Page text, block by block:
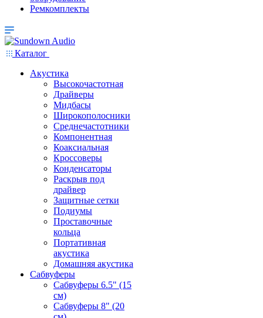
Ремкомплекты
Каталог
Акустика
Высокочастотная
Драйверы
Мидбасы
Широкополосники
Среднечастотники
Компонентная
Коаксиальная
Кроссоверы
Конденсаторы
Раскрыв под
драйвер
Защитные сетки
Подиумы
Проставочные
кольца
Портативная
акустика
Домашняя акустика
Сабвуферы
Сабвуферы 6.5" (15
см)
Сабвуферы 8" (20